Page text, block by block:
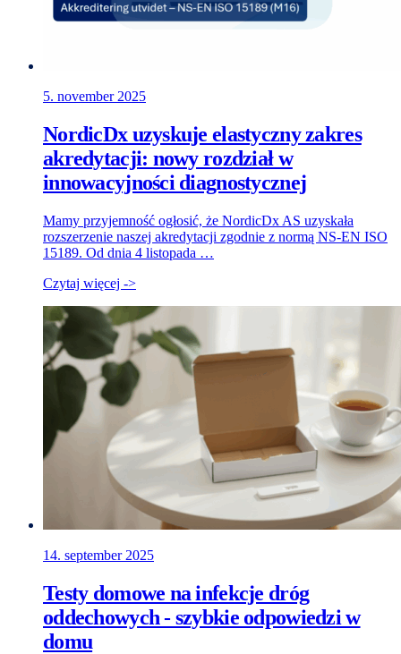
5. november 2025
NordicDx uzyskuje elastyczny zakres
akredytacji: nowy rozdział w
innowacyjności diagnostycznej
Mamy przyjemność ogłosić, że NordicDx AS uzyskała
rozszerzenie naszej akredytacji zgodnie z normą NS-EN ISO
15189. Od dnia 4 listopada …
Czytaj więcej ->
14. september 2025
Testy domowe na infekcje dróg
oddechowych - szybkie odpowiedzi w
domu